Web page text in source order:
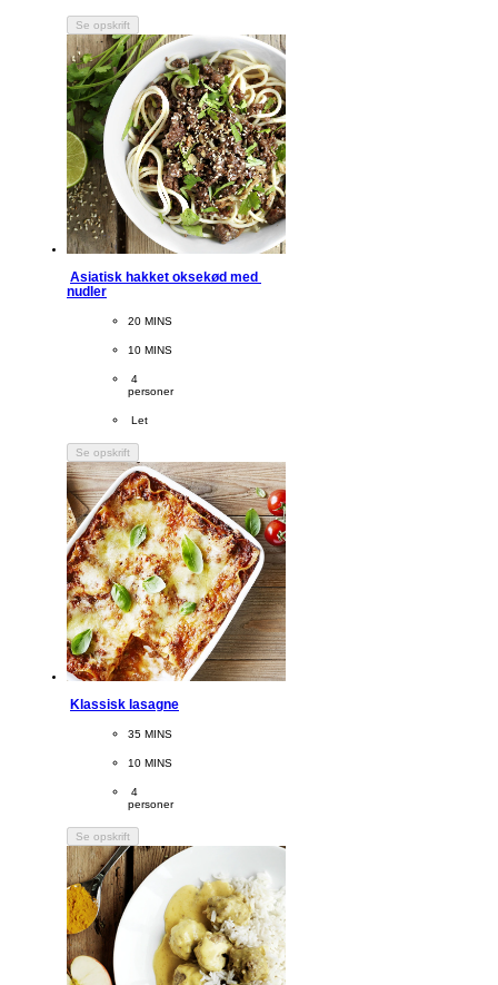
Se opskrift
Asiatisk hakket oksekød med
nudler
CookingTime
20 MINS
PreparationTime
10 MINS
Servings
4
personer
Difficulty
Let
Se opskrift
Klassisk lasagne
CookingTime
35 MINS
PreparationTime
10 MINS
Servings
4
personer
Se opskrift